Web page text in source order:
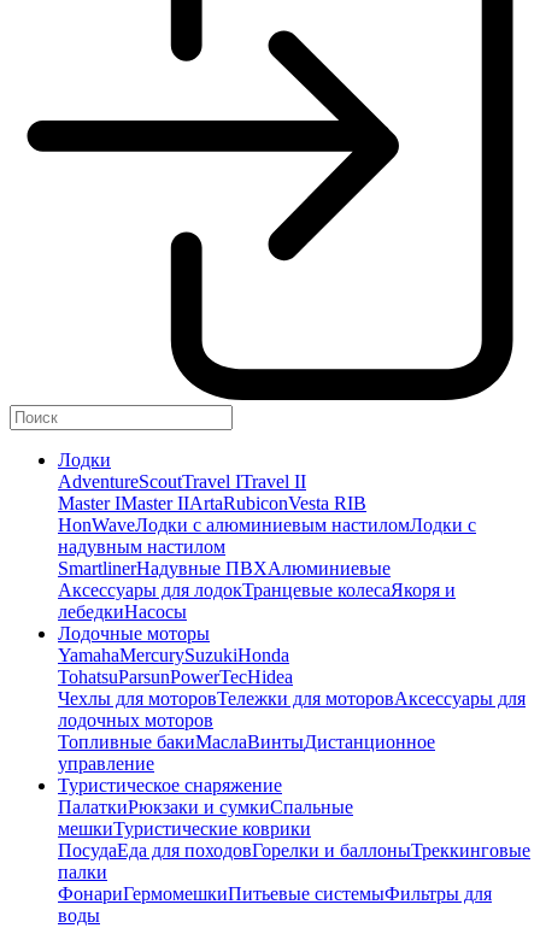
Лодки
AdventureScoutTravel ITravel II
Master IMaster IIArtaRubiconVesta RIB
HonWaveЛодки с алюминиевым настиломЛодки с
надувным настилом
SmartlinerНадувные ПВХАлюминиевые
Аксессуары для лодокТранцевые колесаЯкоря и
лебедкиНасосы
Лодочные моторы
YamahaMercurySuzukiHonda
TohatsuParsunPowerTecHidea
Чехлы для моторовТележки для моторовАксессуары для
лодочных моторов
Топливные бакиМаслаВинтыДистанционное
управление
Туристическое снаряжение
ПалаткиРюкзаки и сумкиСпальные
мешкиТуристические коврики
ПосудаЕда для походовГорелки и баллоныТреккинговые
палки
ФонариГермомешкиПитьевые системыФильтры для
воды